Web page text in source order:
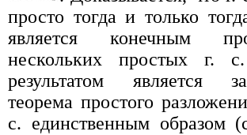
просто тогда и только
является конечным
нескольких простых г.
результатом является
теорема простого
с. единственным образом